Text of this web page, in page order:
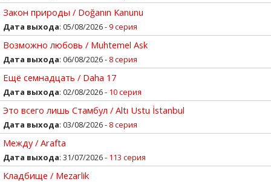
Закон природы / Doğanın Kanunu
Дата выхода: 05/08/2026 -9 серия
Возможно любовь / Muhtemel Ask
Дата выхода: 06/08/2026 - 8 серия
Ещё семнадцать / Daha 17
Дата выхода: 02/08/2026 - 10 серия
Это всего лишь Стамбул / Altı Ustu İstanbul
Дата выхода: 03/08/2026 - 8 серия
Между / Arafta
Дата выхода: 31/07/2026 - 113 серия
Кладбище / Mezarlik